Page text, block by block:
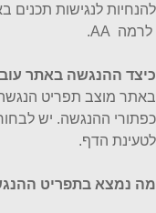
להנחיות לנגישות תכנים
לרמה AA.
כיצד ההנגשה באתר
באתר מוצב תפריט
כפתורי ההנגשה. יש
לטעינת הדף.
מה נמצא בתפריט